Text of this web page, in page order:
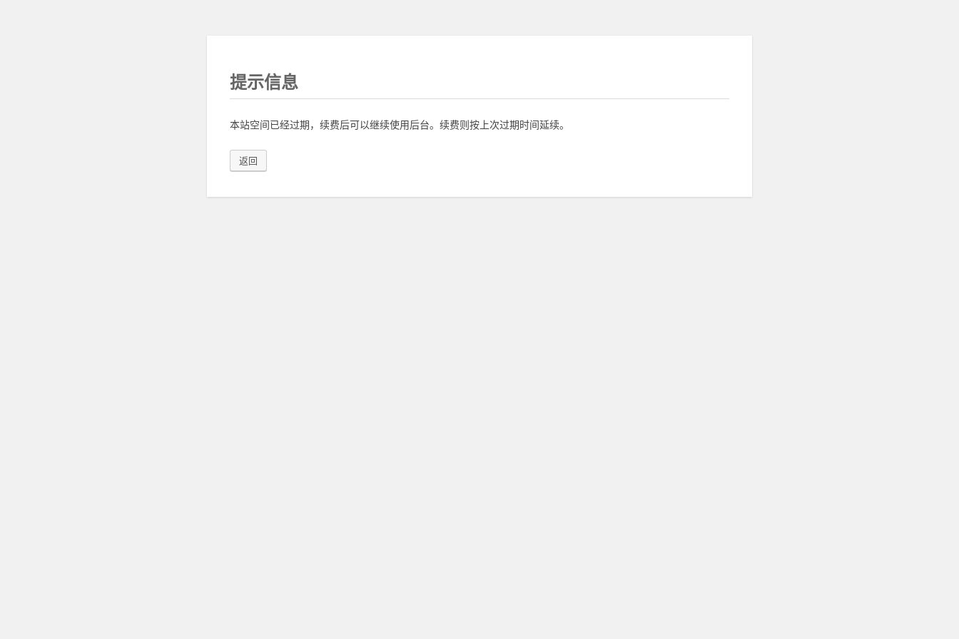
提示信息
本站空间已经过期，续费后可以继续使用后台。续费则按上次过期时间延续。
返回